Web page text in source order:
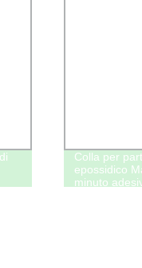
Colla per
epossidico
minuto